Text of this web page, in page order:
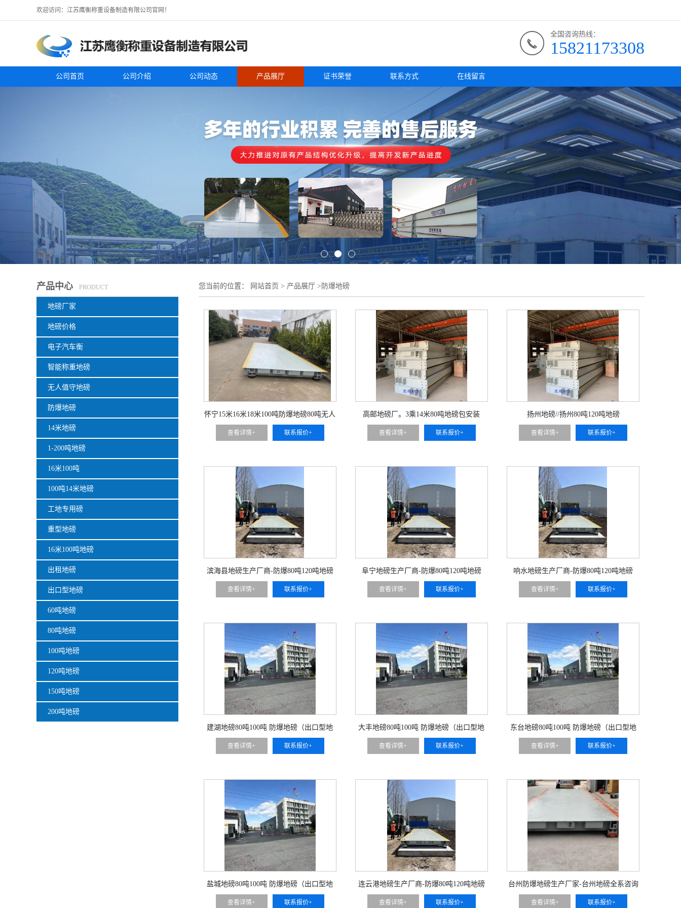
欢迎访问：江苏鹰衡称重设备制造有限公司官网！
全国咨询热线：
15821173308
公司首页 公司介绍 公司动态 产品展厅 证书荣誉 联系方式 在线留言
产品中心 PRODUCT
地磅厂家
地磅价格
电子汽车衡
智能称重地磅
无人值守地磅
防爆地磅
14米地磅
1-200吨地磅
16米100吨
100吨14米地磅
工地专用磅
重型地磅
16米100吨地磅
出租地磅
出口型地磅
60吨地磅
80吨地磅
100吨地磅
120吨地磅
150吨地磅
200吨地磅
您当前的位置： 网站首页 > 产品展厅 > 防爆地磅
怀宁15米16米18米100吨防爆地磅80吨无人
值守地磅秤厂
查看详情+ 联系报价+
高邮地磅厂。3乘14米80吨地磅包安装
查看详情+ 联系报价+
扬州地磅//扬州80吨120吨地磅
查看详情+ 联系报价+
滨海县地磅生产厂商-防爆80吨120吨地磅
查看详情+ 联系报价+
阜宁地磅生产厂商-防爆80吨120吨地磅
查看详情+ 联系报价+
响水地磅生产厂商-防爆80吨120吨地磅
查看详情+ 联系报价+
建湖地磅80吨100吨 防爆地磅（出口型地
查看详情+ 联系报价+
大丰地磅80吨100吨 防爆地磅（出口型地
查看详情+ 联系报价+
东台地磅80吨100吨 防爆地磅（出口型地
查看详情+ 联系报价+
盐城地磅80吨100吨 防爆地磅（出口型地
查看详情+ 联系报价+
连云港地磅生产厂商-防爆80吨120吨地磅
查看详情+ 联系报价+
台州防爆地磅生产厂家-台州地磅全系咨询
查看详情+ 联系报价+